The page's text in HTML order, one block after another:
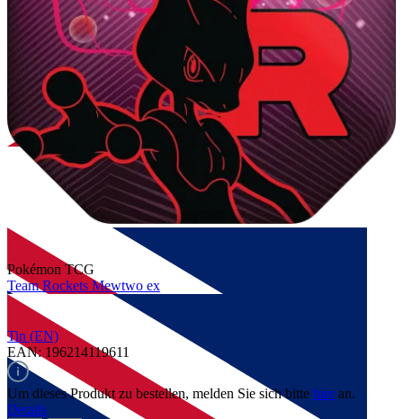
Pokémon TCG
Team Rockets Mewtwo ex
Tin (EN)
EAN: 196214119611
Um dieses Produkt zu bestellen, melden Sie sich bitte hieran.
Details